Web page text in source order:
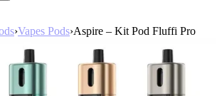
›Vapes Pods›Aspire – Kit Pod Fluffi Pro